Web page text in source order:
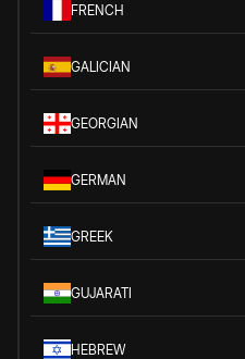
FRENCH
GALICIAN
GEORGIAN
GERMAN
GREEK
GUJARATI
HEBREW